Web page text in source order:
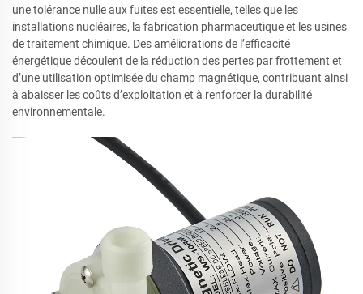
une tolérance nulle aux fuites est essentielle, telles que les
installations nucléaires, la fabrication pharmaceutique et les usines
de traitement chimique. Des améliorations de l’efficacité
énergétique découlent de la réduction des pertes par frottement et
d’une utilisation optimisée du champ magnétique, contribuant ainsi
à abaisser les coûts d’exploitation et à renforcer la durabilité
environnementale.